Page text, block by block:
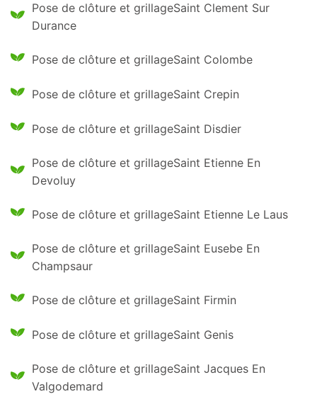
Pose de clôture et grillageSaint Clement Sur
Durance
Pose de clôture et grillageSaint Colombe
Pose de clôture et grillageSaint Crepin
Pose de clôture et grillageSaint Disdier
Pose de clôture et grillageSaint Etienne En
Devoluy
Pose de clôture et grillageSaint Etienne Le Laus
Pose de clôture et grillageSaint Eusebe En
Champsaur
Pose de clôture et grillageSaint Firmin
Pose de clôture et grillageSaint Genis
Pose de clôture et grillageSaint Jacques En
Valgodemard